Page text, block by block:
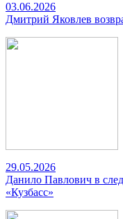
03.06.2026
Дмитрий Яковлев
29.05.2026
Данило Павлович в
«Кузбасс»